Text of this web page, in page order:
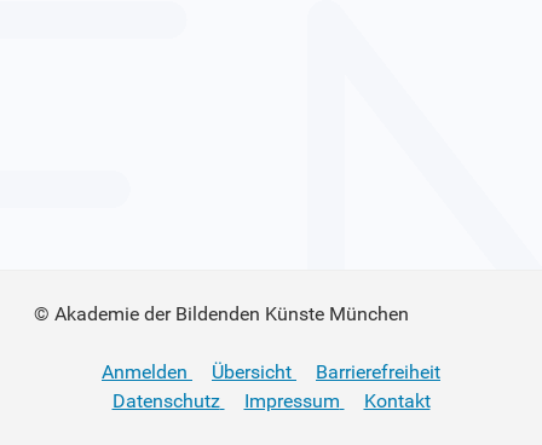
© Akademie der Bildenden Künste München
Anmelden Übersicht
Barrierefreiheit
Datenschutz
Impressum Kontakt